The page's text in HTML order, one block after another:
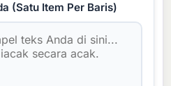
(Satu Item Per Baris)